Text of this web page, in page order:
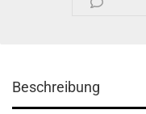
Beschreibung